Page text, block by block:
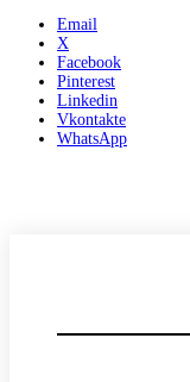
Email
X
Facebook
Pinterest
Linkedin
Vkontakte
WhatsApp